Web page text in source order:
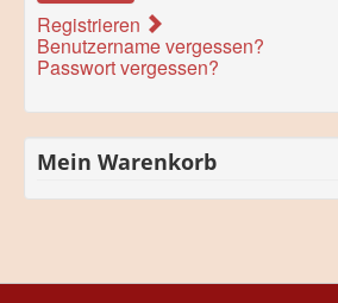
Registrieren
Benutzername vergessen?
Passwort vergessen?
Mein Warenkorb